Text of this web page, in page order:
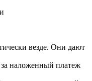
везде. Они дают
за наложенный платеж